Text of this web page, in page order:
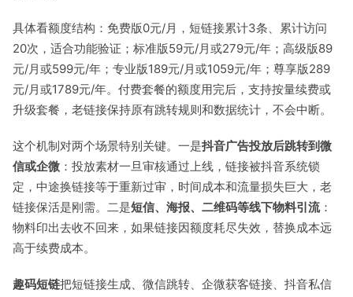
具体看额度结构：免费版0元/月，短链接累计3条、累计访问
20次，适合功能验证；标准版59元/月或279元/年；高级版89
元/月或599元/年；专业版189元/月或1059元/年；尊享版289
元/月或1789元/年。付费套餐的额度用完后，支持按量续费或
升级套餐，老链接保持原有跳转规则和数据统计，不会中断。
这个机制对两个场景特别关键。一是抖音广告投放后跳转到微
信或企微 ：投放素材一旦审核通过上线，链接被抖音系统锁
定，中途换链接等于重新过审，时间成本和流量损失巨大，老
链接保活是刚需。二是短信、海报、二维码等线下物料引流：
物料印出去收不回来，如果链接因额度耗尽失效，替换成本远
高于续费成本。
趣码短链把短链接生成、微信跳转、企微获客链接、抖音私信